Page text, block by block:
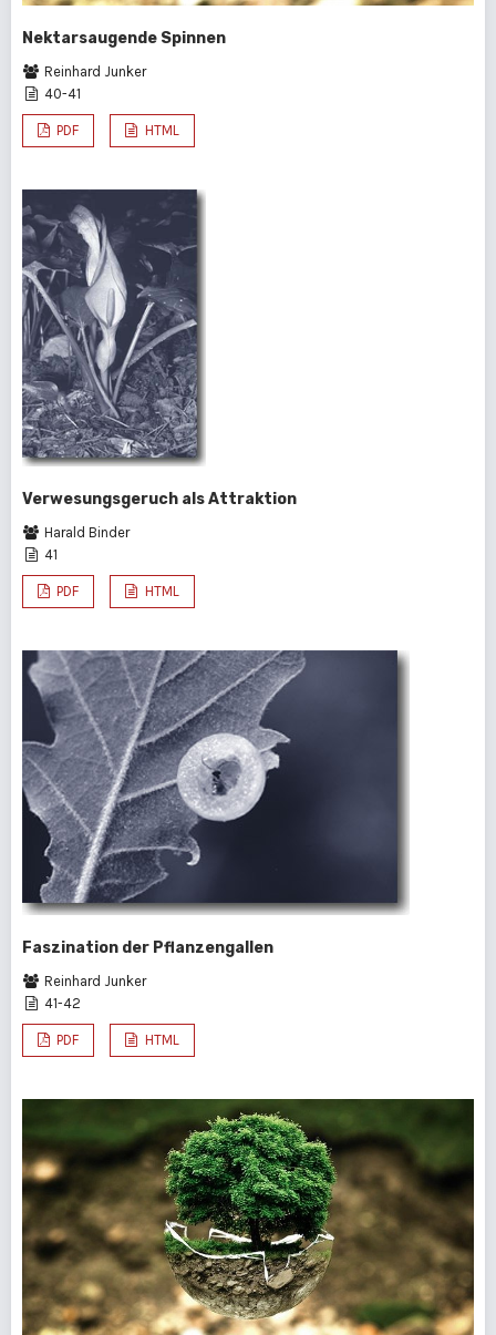
Nektarsaugende Spinnen
Reinhard Junker
40-41
PDF HTML
Verwesungsgeruch als Attraktion
Harald Binder
41
PDF HTML
Faszination der Pflanzengallen
Reinhard Junker
41-42
PDF HTML